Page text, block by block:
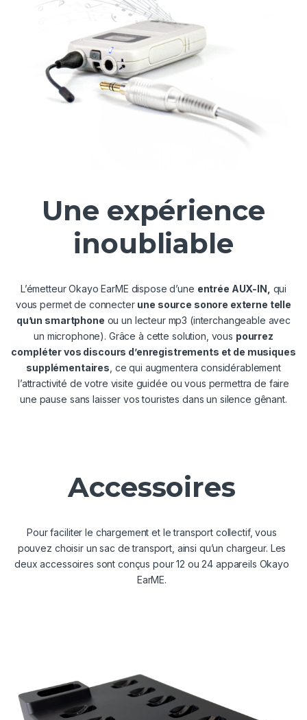
Une expérience
inoubliable
L’émetteur Okayo EarME dispose d’une entrée AUX-IN, qui
vous permet de connecter une source sonore externe telle
qu’un smartphone ou un lecteur mp3 (interchangeable avec
un microphone). Grâce à cette solution, vous pourrez
compléter vos discours d’enregistrements et de musiques
supplémentaires , ce qui augmentera considérablement
l’attractivité de votre visite guidée ou vous permettra de faire
une pause sans laisser vos touristes dans un silence gênant.
Accessoires
Pour faciliter le chargement et le transport collectif, vous
pouvez choisir un sac de transport, ainsi qu’un chargeur. Les
deux accessoires sont conçus pour 12 ou 24 appareils Okayo
EarME.